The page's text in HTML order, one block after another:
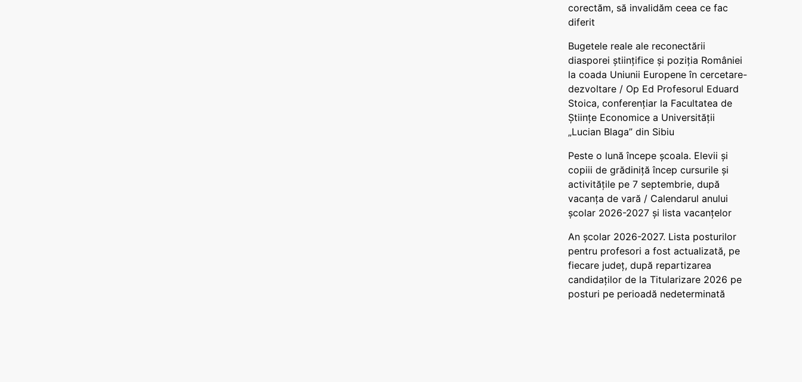
corectăm, să invalidăm ceea ce fac
diferit
Bugetele reale ale reconectării
diasporei științifice și poziția României
la coada Uniunii Europene în cercetare-
dezvoltare / Op Ed Profesorul Eduard
Stoica, conferențiar la Facultatea de
Științe Economice a Universității
„Lucian Blaga” din Sibiu
Peste o lună începe școala. Elevii și
copiii de grădiniță încep cursurile și
activitățile pe 7 septembrie, după
vacanța de vară / Calendarul anului
școlar 2026-2027 și lista vacanțelor
An școlar 2026-2027. Lista posturilor
pentru profesori a fost actualizată, pe
fiecare județ, după repartizarea
candidaților de la Titularizare 2026 pe
posturi pe perioadă nedeterminată